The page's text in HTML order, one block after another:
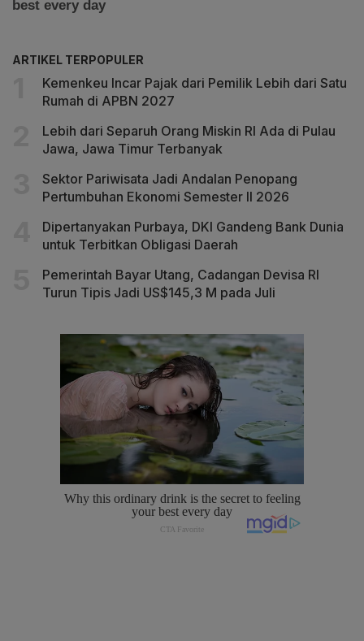
ARTIKEL TERPOPULER
Kemenkeu Incar Pajak dari Pemilik Lebih dari Satu
Rumah di APBN 2027
Lebih dari Separuh Orang Miskin RI Ada di Pulau
Jawa, Jawa Timur Terbanyak
Sektor Pariwisata Jadi Andalan Penopang
Pertumbuhan Ekonomi Semester II 2026
Dipertanyakan Purbaya, DKI Gandeng Bank Dunia
untuk Terbitkan Obligasi Daerah
Pemerintah Bayar Utang, Cadangan Devisa RI
Turun Tipis Jadi US$145,3 M pada Juli